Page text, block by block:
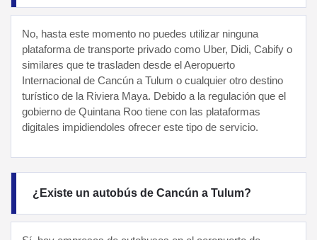
No, hasta este momento no puedes utilizar ninguna
plataforma de transporte privado como Uber, Didi, Cabify o
similares que te trasladen desde el Aeropuerto
Internacional de Cancún a Tulum o cualquier otro destino
turístico de la Riviera Maya. Debido a la regulación que el
gobierno de Quintana Roo tiene con las plataformas
digitales impidiendoles ofrecer este tipo de servicio.
¿Existe un autobús de Cancún a Tulum?